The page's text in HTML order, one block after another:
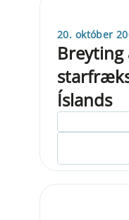
20. október
Íslands